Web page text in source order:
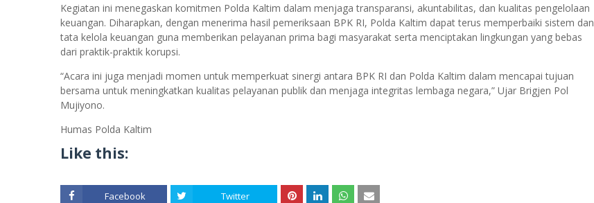
Kegiatan ini menegaskan komitmen Polda Kaltim dalam menjaga transparansi, akuntabilitas, dan kualitas pengelolaan
keuangan. Diharapkan, dengan menerima hasil pemeriksaan BPK RI, Polda Kaltim dapat terus memperbaiki sistem dan
tata kelola keuangan guna memberikan pelayanan prima bagi masyarakat serta menciptakan lingkungan yang bebas
dari praktik-praktik korupsi.
“Acara ini juga menjadi momen untuk memperkuat sinergi antara BPK RI dan Polda Kaltim dalam mencapai tujuan
bersama untuk meningkatkan kualitas pelayanan publik dan menjaga integritas lembaga negara,” Ujar Brigjen Pol
Mujiyono.
Humas Polda Kaltim
Like this:
Facebook Twitter